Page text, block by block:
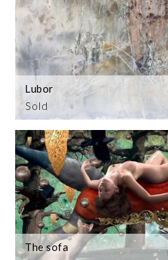
Sold
Lubor
The sofa